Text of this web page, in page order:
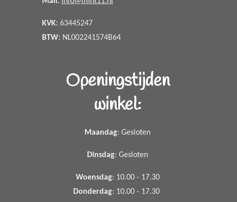
KVK: 63445247
BTW: NL002241574B64
Openingstijden
winkel:
Maandag: Gesloten
Dinsdag: Gesloten
Woensdag: 10.00 - 17.30
Donderdag: 10.00 - 17.30